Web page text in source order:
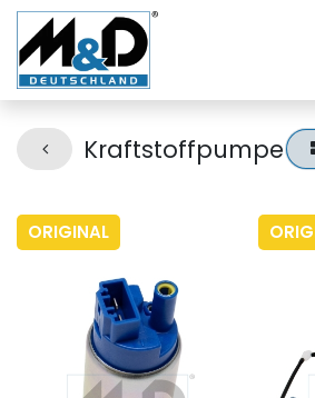
Kraftstoffpumpe
ORIGINAL